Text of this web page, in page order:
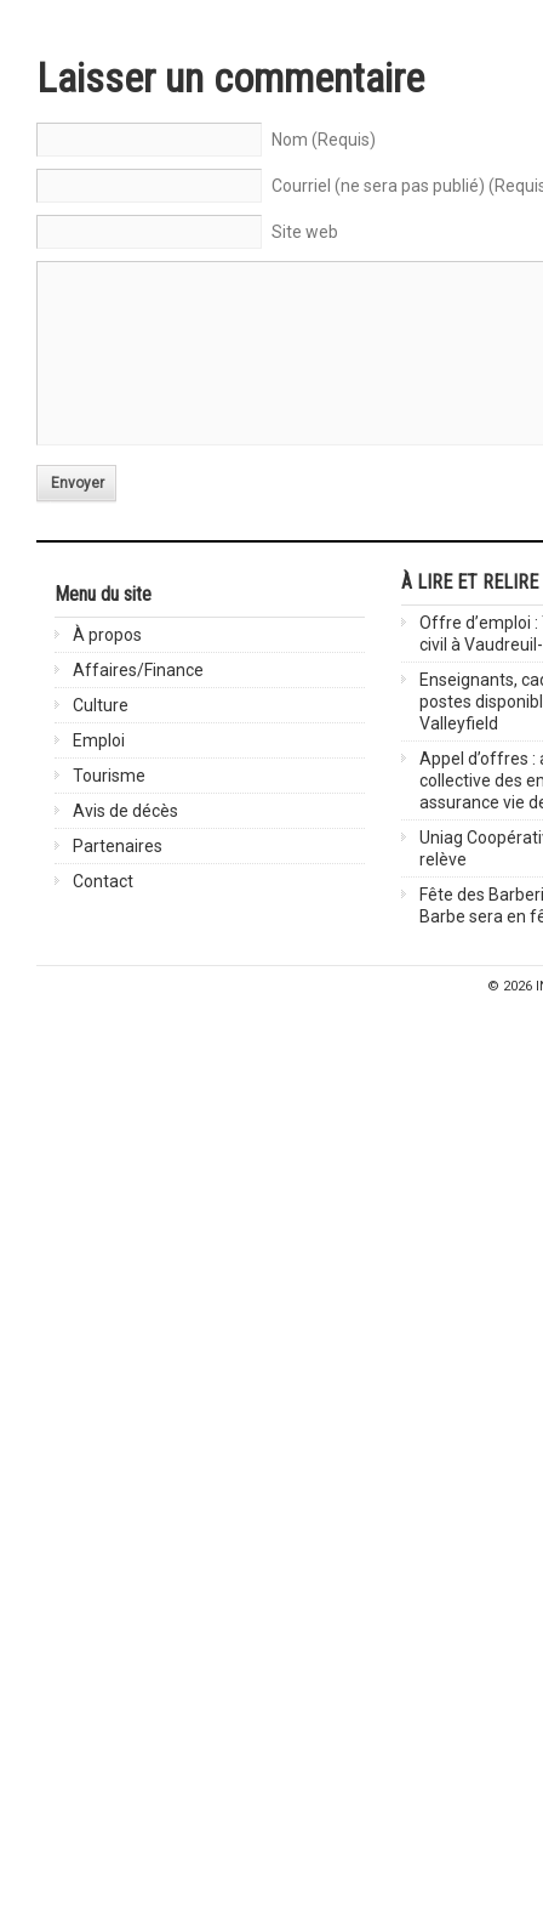
Laisser un commentaire
Nom (Requis)
Courriel (ne sera pas publié)
Site web
Envoyer
Menu du site
À propos
Affaires/Finance
Culture
Emploi
Tourisme
Avis de décès
Partenaires
Contact
À LIRE ET RELIRE
Offre d’emploi
civil à
Enseignants,
postes
Valleyfield
Appel d’offres :
collective des
assurance vie
Uniag
relève
Fête des
Barbe sera en
© 2026